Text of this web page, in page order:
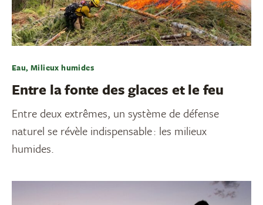
Eau, Milieux humides
Entre la fonte des glaces et le feu
Entre deux extrêmes, un système de défense
naturel se révèle indispensable : les milieux
humides.